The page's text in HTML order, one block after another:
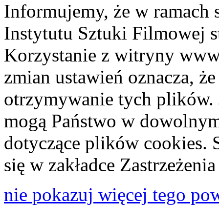
Informujemy, że w ramach
Instytutu Sztuki Filmowej
Korzystanie z witryny
zmian ustawień oznacza,
otrzymywanie tych plików.
mogą Państwo w
dotyczące plików cookies.
się w zakładce
nie pokazuj więcej tego